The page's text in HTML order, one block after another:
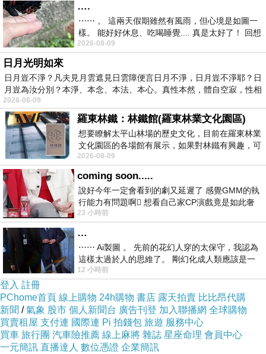
上一篇：免費點財神燈，讓我買房買車賺大錢
….
⋯⋯ 。 這兩天假期雖然有風雨，但心境是如圖一
樣。 能好好休息、吃喝睡覺.... 真是太好了！ 回想
起來，以前根本就很難有這
2026-08-09
日月光明如來
日月豈不淨？凡夫見月雲遮見日雲障便言日月不淨，日月豈不淨耶？日
月豈為汝分別？本淨、本念、本法、本心。真性本然，體自空寂，性相
2026-08-09
羅東林鐵：林鐵館(羅東林業文化園區)
想要瞭解太平山林場的歷史文化，目前在羅東林業
文化園區的各場館有展示，如果對林鐵有興趣，可
以到林鐵館。 這裡展示從山下
2026-08-09
coming soon.....
說好今年一定會看到的劇又延遲了 感覺GMM的執
行能力有問題啊🫩 想看自己家CP演戲竟是如此奢
侈的事 GMM你說看看啊😑 先把劇放
23 小時前
…
⋯⋯ Ai製圖 。 先前的花幻人穿的太保守，我認為
這樣太過於人的思維了。 剛幻化成人類應該是一
絲不掛吧？ 當然這樣是創不出
12 小時前
登入 註冊
PChome首頁 線上購物 24h購物 書店 露天拍賣 比比昂代購
新聞 /氣象 股市 個人新聞台 廣告刊登 加入聯播網 全球購物
買賣租屋 支付連 國際連 Pi 拍錢包 旅遊 服務中心
買車 旅行團 汽車險推薦 線上麻將 雜誌 星座命理 會員中心
一元簡訊 直播達人 數位憑證 企業簡訊